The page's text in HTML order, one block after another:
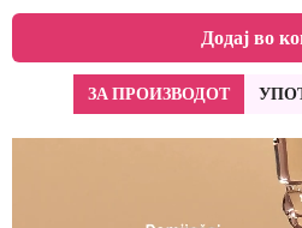
Додај во
ЗА ПРОИЗВОДОТ